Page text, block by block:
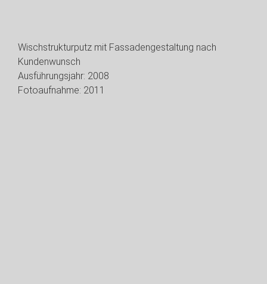
Wischstrukturputz mit Fassadengestaltung nach
Kundenwunsch
Ausführungsjahr: 2008
Fotoaufnahme: 2011